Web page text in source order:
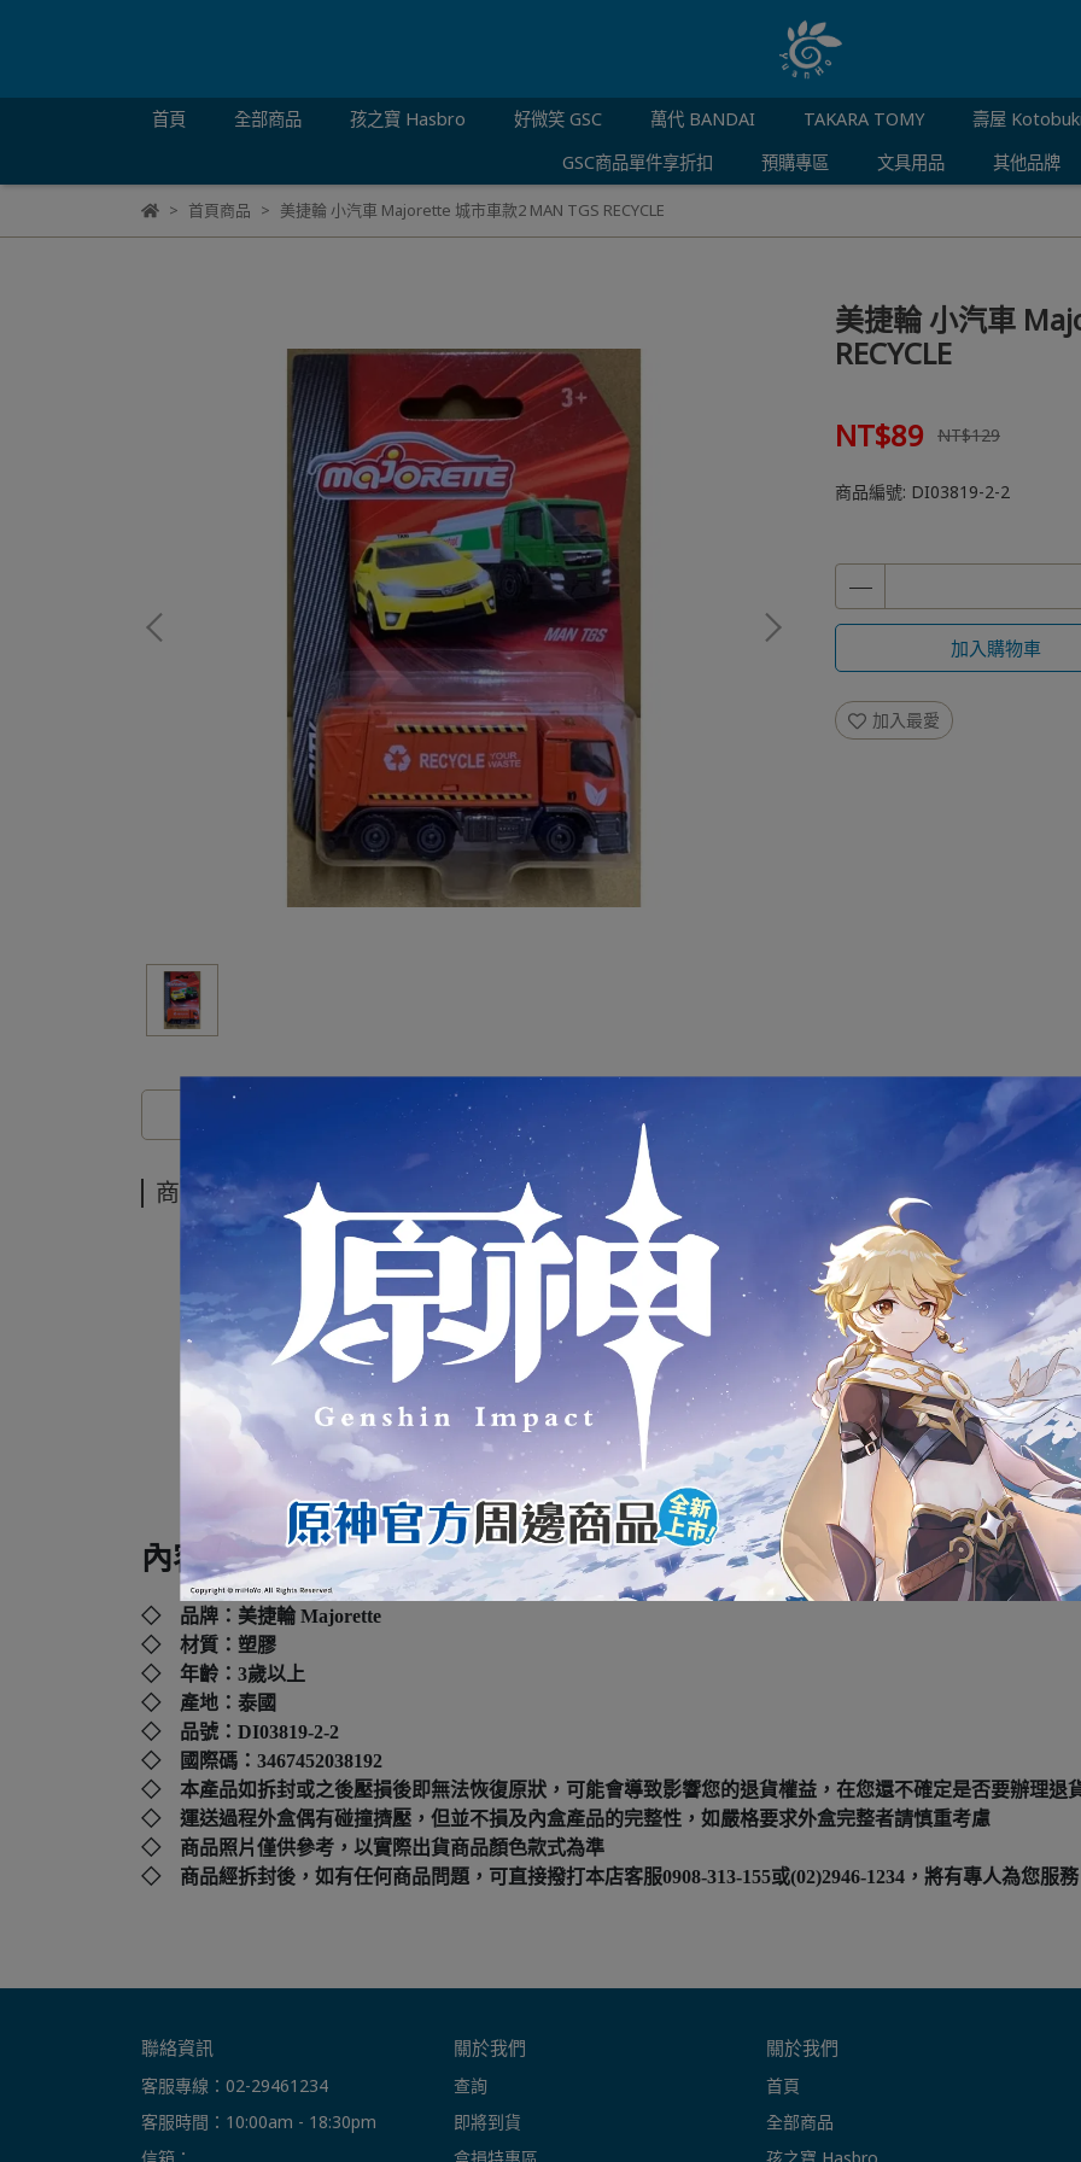
首頁 全部商品 孩之寶 Hasbro 好微笑 GSC 萬代 BANDAI TAKARA TOMY
壽屋
GSC商品單件享折扣
預購專區 文具用品 其他品牌
首頁商品 美捷輪 小汽車 Majorette 城市車款2 MAN TGS RECYCLE
美捷輪 小汽車
RECYCLE
NT$89 NT$129
商品編號: DI03819-2-2
加入購物車
加入最愛
商品介紹
美捷輪 小汽車 Majorette
城市車款2 MAN TGS
全新未拆封
下標前請先詢問
內容規格：
◇ 品牌：美捷輪 Majorette
◇ 材質：塑膠
◇ 年齡：3歲以上
◇ 產地：泰國
◇ 品號：DI03819-2-2
◇ 國際碼： 3467452038192
◇ 本產品如拆封或之後壓損後即無法恢復原狀，可能會導致影響您的退貨權益，在您還不確定是否要辦理退
◇ 運送過程外盒偶有碰撞擠壓，但並不損及內盒產品的完整性，如嚴格要求外盒完整者請慎重考慮
◇ 商品照片僅供參考，以實際出貨商品顏色款式為準
◇ 商品經拆封後，如有任何商品問題，可直接撥打本店客服0908-313-155或(02)2946-1234，將有專人為您服務
聯絡資訊
客服專線：02-29461234
客服時間：10:00am - 18:30pm
關於我們
查詢
即將到貨
關於我們
首頁
全部商品